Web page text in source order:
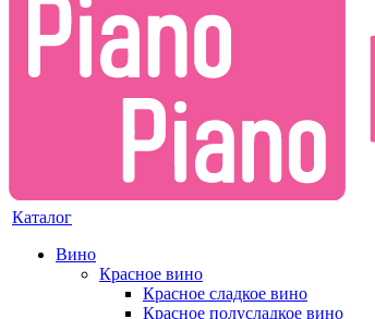
Каталог
Вино
Красное вино
Красное сладкое вино
Красное полусладкое вино